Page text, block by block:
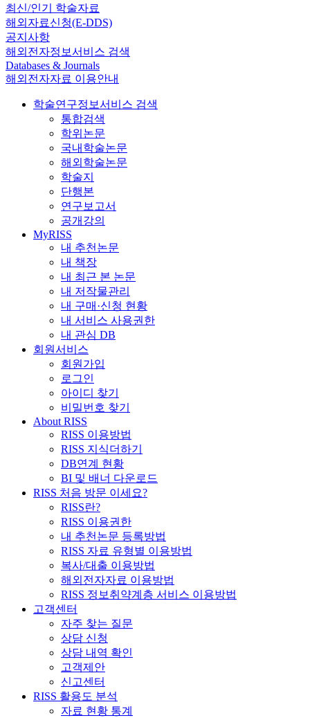
최신/인기 학술자료
해외자료신청(E-DDS)
공지사항
해외전자정보서비스 검색
Databases & Journals
해외전자자료 이용안내
학술연구정보서비스 검색
통합검색
학위논문
국내학술논문
해외학술논문
학술지
단행본
연구보고서
공개강의
MyRISS
내 추천논문
내 책장
내 최근 본 논문
내 저작물관리
내 구매·신청 현황
내 서비스 사용권한
내 관심 DB
회원서비스
회원가입
로그인
아이디 찾기
비밀번호 찾기
About RISS
RISS 이용방법
RISS 지식더하기
DB연계 현황
BI 및 배너 다운로드
RISS 처음 방문 이세요?
RISS란?
RISS 이용권한
내 추천논문 등록방법
RISS 자료 유형별 이용방법
복사/대출 이용방법
해외전자자료 이용방법
RISS 정보취약계층 서비스 이용방법
고객센터
자주 찾는 질문
상담 신청
상담 내역 확인
고객제안
신고센터
RISS 활용도 분석
자료 현황 통계